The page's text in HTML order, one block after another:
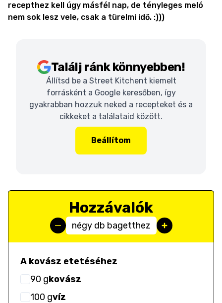
recepthez kell úgy másfél nap, de tényleges meló
nem sok lesz vele, csak a türelmi idő. :)))
Találj ránk könnyebben!
Állítsd be a Street Kitchent kiemelt
forrásként a Google keresőben, így
gyakrabban hozzuk neked a recepteket és a
cikkeket a találataid között.
Beállítom
Hozzávalók
négy db bagetthez
A kovász etetéséhez
90 gkovász
100 gvíz